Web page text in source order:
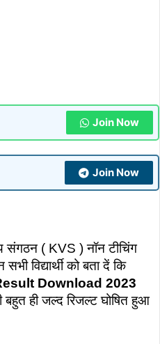
Join Now
Join Now
संगठन ( KVS ) नॉन टीचिंग
विद्यार्थी को बता दें कि
Download 2023
बहुत ही जल्द रिजल्ट घोषित हुआ